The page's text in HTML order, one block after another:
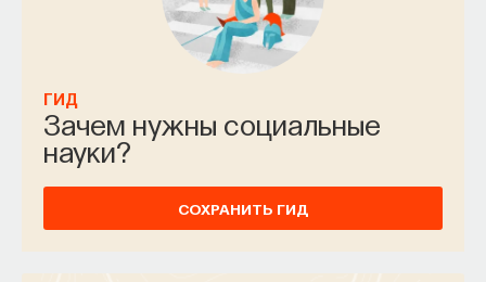
ГИД
Зачем нужны социальные
науки?
СОХРАНИТЬ ГИД